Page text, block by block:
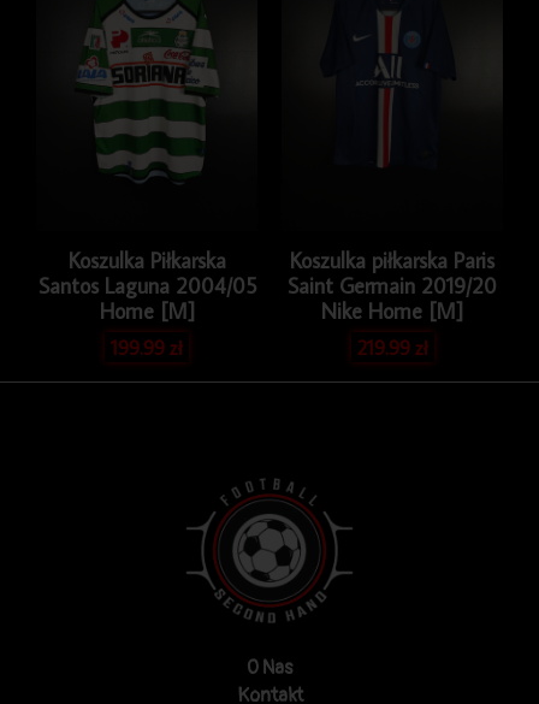
Koszulka Piłkarska
Santos Laguna 2004/05
Home [M]
199.99zł
Koszulka piłkarska Paris
Saint Germain 2019/20
Nike Home [M]
219.99zł
O Nas
Kontakt